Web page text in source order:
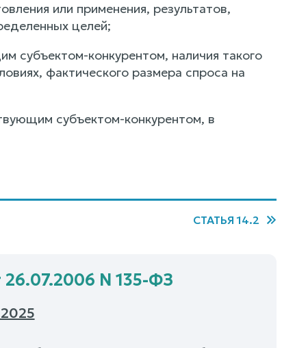
или применения, результатов,
целей;
субъектом-конкурентом, наличия такого
фактического размера спроса на
субъектом-конкурентом, в
СТАТЬЯ 14.2
26.07.2006 N 135-ФЗ